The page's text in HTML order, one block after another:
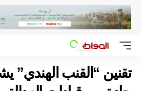
تقنين “القنب الهندي”